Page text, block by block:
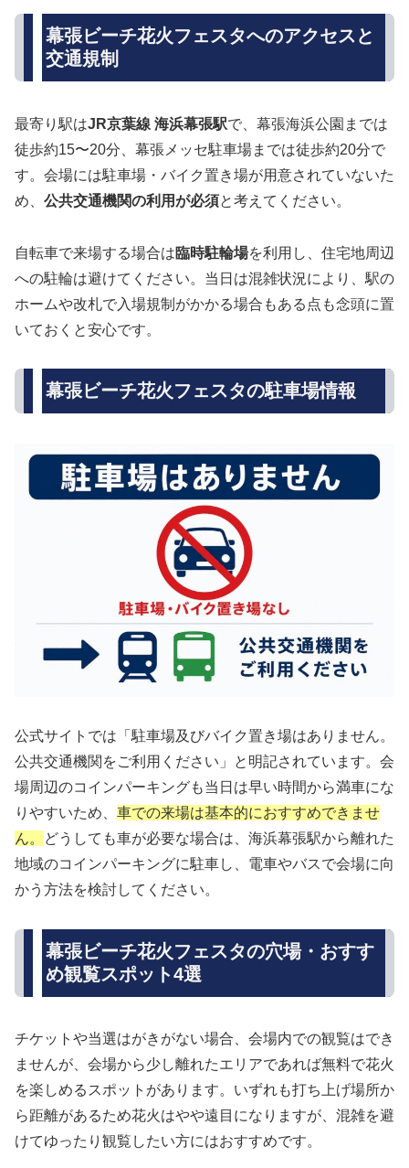
幕張ビーチ花火フェスタへのアクセスと
交通規制
最寄り駅はJR京葉線 海浜幕張駅で、幕張海浜公園までは
徒歩約15〜20分、幕張メッセ駐車場までは徒歩約20分で
す。会場には駐車場・バイク置き場が用意されていないた
め、 公共交通機関の利用が必須と考えてください。
自転車で来場する場合は臨時駐輪場を利用し、住宅地周辺
への駐輪は避けてください。当日は混雑状況により、駅の
ホームや改札で入場規制がかかる場合もある点も念頭に置
いておくと安心です。
幕張ビーチ花火フェスタの駐車場情報
公式サイトでは「駐車場及びバイク置き場はありません。
公共交通機関をご利用ください」と明記されています。会
場周辺のコインパーキングも当日は早い時間から満車にな
りやすいため、 車での来場は基本的におすすめできませ
ん。
どうしても車が必要な場合は、海浜幕張駅から離れた
地域のコインパーキングに駐車し、電車やバスで会場に向
かう方法を検討してください。
幕張ビーチ花火フェスタの穴場・おすす
め観覧スポット4選
チケットや当選はがきがない場合、会場内での観覧はでき
ませんが、会場から少し離れたエリアであれば無料で花火
を楽しめるスポットがあります。いずれも打ち上げ場所か
ら距離があるため花火はやや遠目になりますが、混雑を避
けてゆったり観覧したい方にはおすすめです。